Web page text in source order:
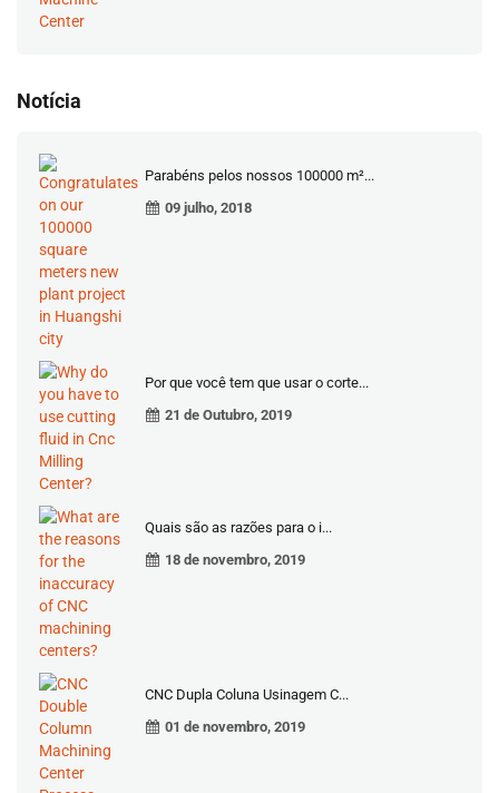
Notícia
Parabéns pelos nossos 100000 m²...
09 julho, 2018
Por que você tem que usar o corte...
21 de Outubro, 2019
Quais são as razões para o i...
18 de novembro, 2019
CNC Dupla Coluna Usinagem C...
01 de novembro, 2019